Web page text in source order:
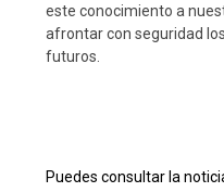
este conocimiento a
afrontar con seguridad
futuros.
Puedes consultar la